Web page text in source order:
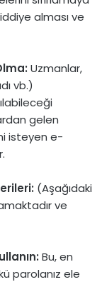
alması ve
Uzmanlar,
vb.)
gelen
isteyen e-
(Aşağıdaki
ve
Bu, en
parolanız ele